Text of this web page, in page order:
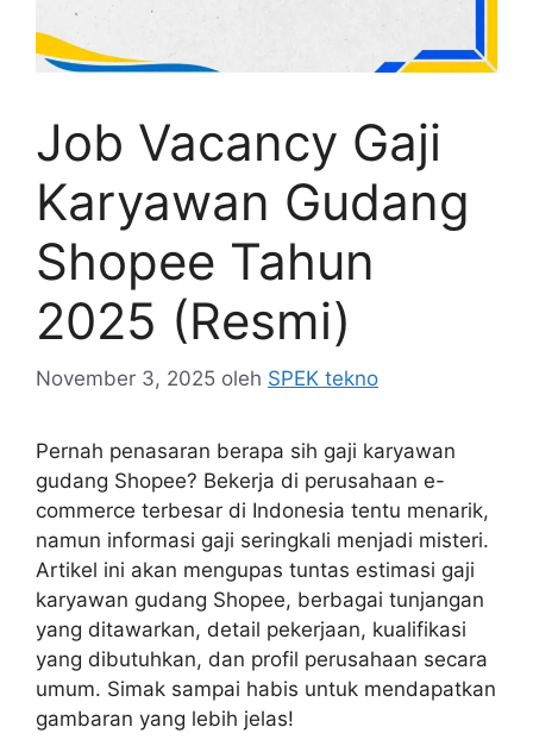
Job Vacancy Gaji
Karyawan Gudang
Shopee Tahun
2025 (Resmi)
November 3, 2025 oleh SPEK tekno
Pernah penasaran berapa sih gaji karyawan
gudang Shopee? Bekerja di perusahaan e-
commerce terbesar di Indonesia tentu menarik,
namun informasi gaji seringkali menjadi misteri.
Artikel ini akan mengupas tuntas estimasi gaji
karyawan gudang Shopee, berbagai tunjangan
yang ditawarkan, detail pekerjaan, kualifikasi
yang dibutuhkan, dan profil perusahaan secara
umum. Simak sampai habis untuk mendapatkan
gambaran yang lebih jelas!